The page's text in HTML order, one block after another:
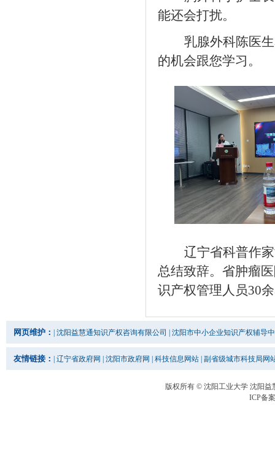
能还会打扰。
乳腺外科陈医
的机会跟您学习。
辽宁省科普作
总结致辞。省肿瘤
识产权管理人员30
网页维护： 沈阳益慧通知识产权咨询有限公司 沈阳市中小企业知识产权辅导
友情链接： 辽宁省政府网 沈阳市政府网 科技信息网站 副省级城市科技局网
版权所有 © 沈阳工业大学 沈阳
ICP备